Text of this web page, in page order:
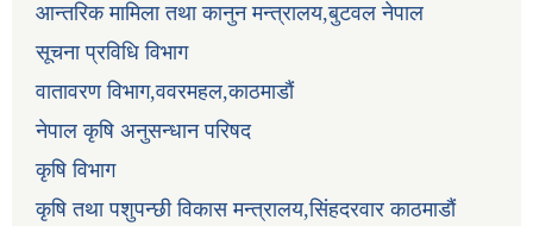
आन्तरिक मामिला तथा कानुन मन्त्रालय,बुटवल नेपाल
सूचना प्रविधि विभाग
वातावरण विभाग,ववरमहल,काठमाडौं
नेपाल कृषि अनुसन्धान परिषद
कृषि विभाग
कृषि तथा पशुपन्छी विकास मन्त्रालय,सिंहदरवार काठमाडौं